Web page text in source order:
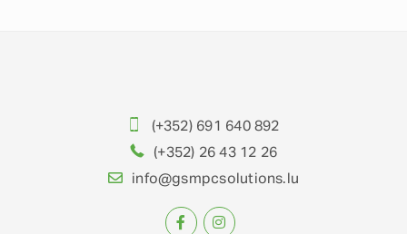
(+352) 691 640 892
(+352) 26 43 12 26
info@gsmpcsolutions.lu